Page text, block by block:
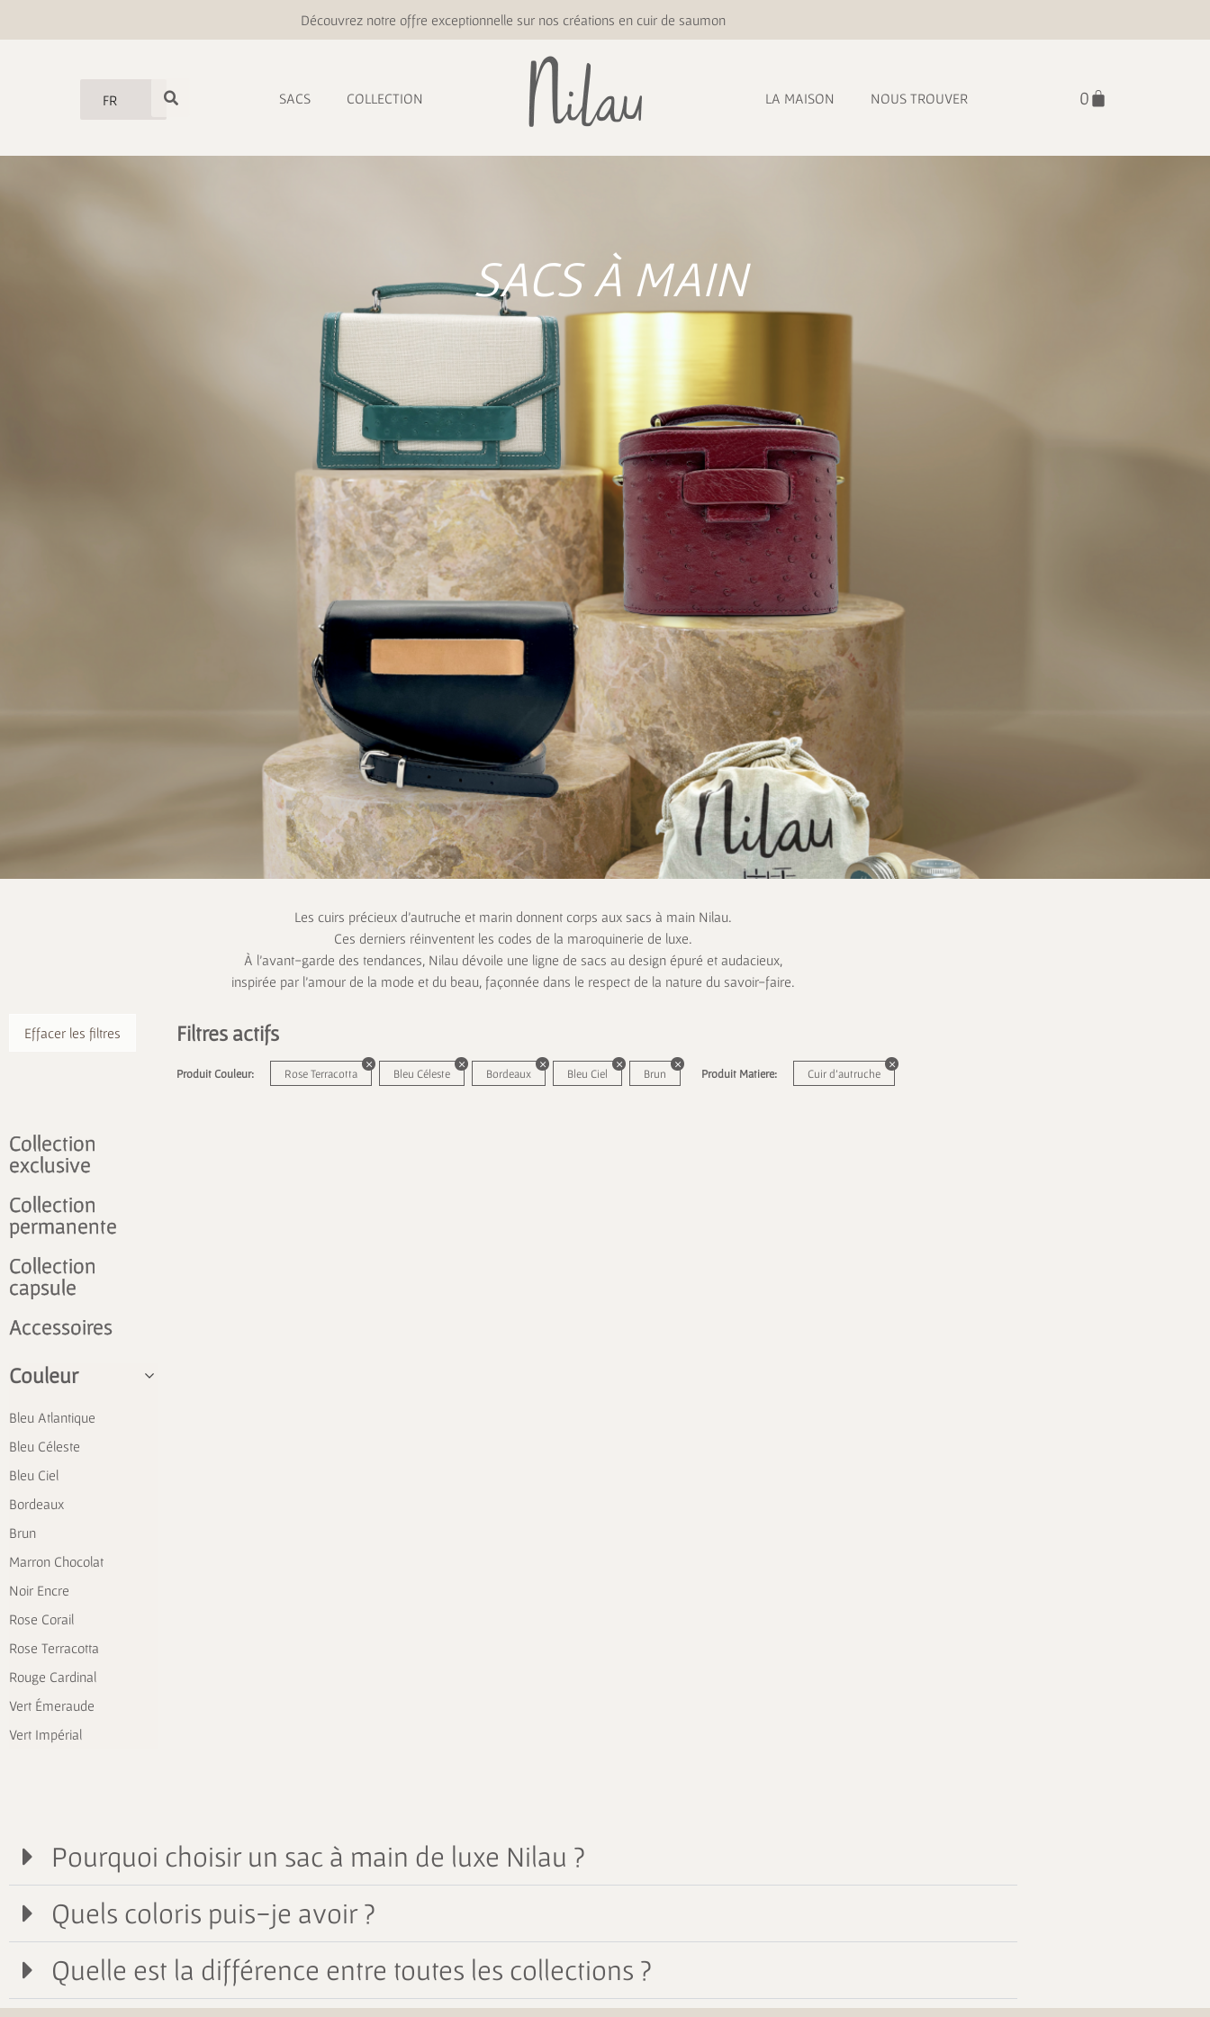
Découvrez notre offre exceptionnelle sur nos créations en cuir de saumon
FR SACS COLLECTION LA MAISON NOUS TROUVER
SACS À MAIN
Les cuirs précieux d’autruche et marin donnent corps aux sacs à main Nilau.
Ces derniers réinventent les codes de la maroquinerie de luxe.
À l’avant-garde des tendances, Nilau dévoile une ligne de sacs au design épuré et audacieux,
inspirée par l’amour de la mode et du beau, façonnée dans le respect de la nature du savoir-faire.
Effacer les filtres
Collection
exclusive
Collection
permanente
Collection
capsule
Accessoires
Couleur
Bleu Atlantique
Bleu Céleste
Bleu Ciel
Bordeaux
Brun
Marron Chocolat
Noir Encre
Rose Corail
Rose Terracotta
Rouge Cardinal
Vert Émeraude
Vert Impérial
Filtres actifs
Produit Couleur: Rose Terracotta Bleu Céleste Bordeaux Bleu Ciel Brun Produit Matiere: Cuir d'autruche
Pourquoi choisir un sac à main de luxe Nilau ?
Quels coloris puis-je avoir ?
Quelle est la différence entre toutes les collections ?